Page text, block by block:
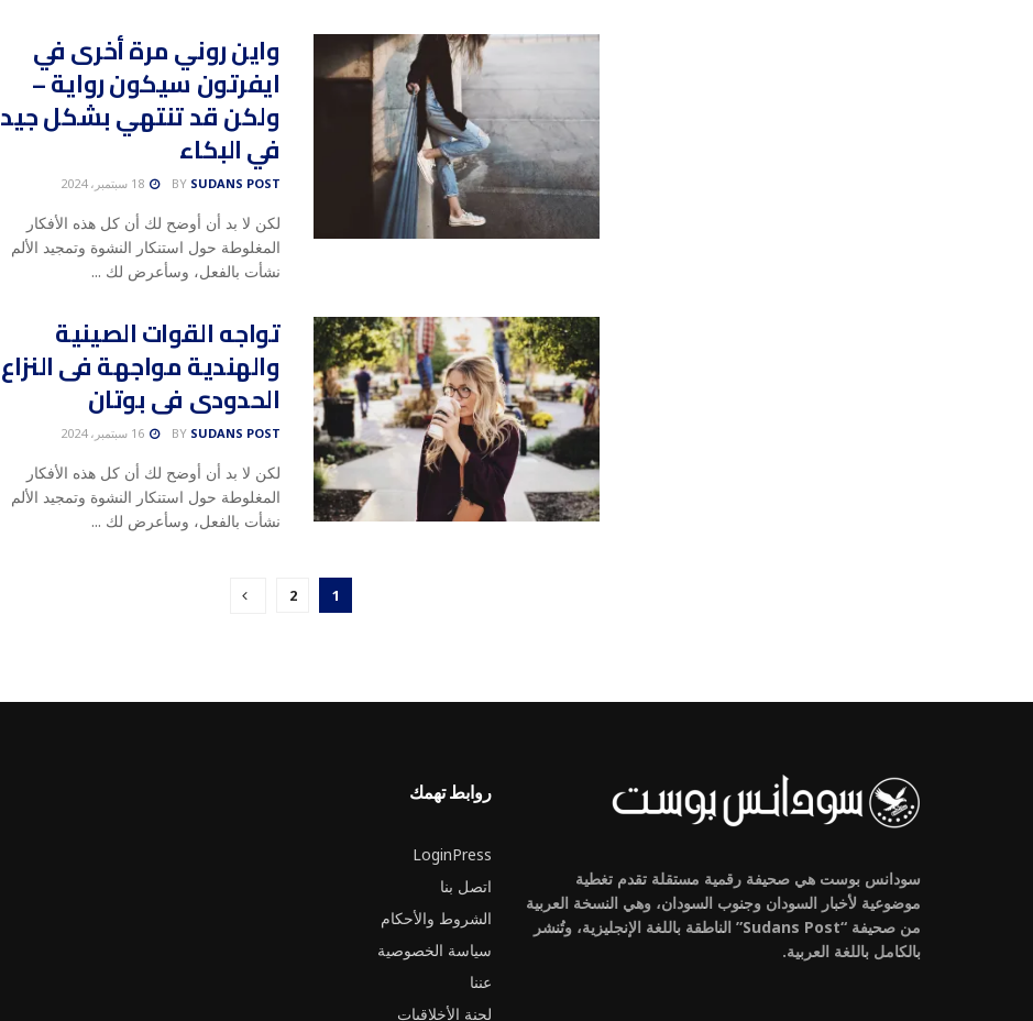
واين روني مرة أخرى في
ايفرتون سيكون رواية –
ولكن قد تنتهي بشكل جيد
في البكاء
BY SUDANS POST 18 سبتمبر، 2024
لكن لا بد أن أوضح لك أن كل هذه الأفكار
المغلوطة حول استنكار النشوة وتمجيد الألم
نشأت بالفعل، وسأعرض لك ...
تواجه القوات الصينية
والهندية مواجهة فى النزاع
الحدودى فى بوتان
BY SUDANS POST 16 سبتمبر، 2024
لكن لا بد أن أوضح لك أن كل هذه الأفكار
المغلوطة حول استنكار النشوة وتمجيد الألم
نشأت بالفعل، وسأعرض لك ...
1
2
سودانس بوست هي صحيفة رقمية مستقلة تقدم تغطية
موضوعية لأخبار السودان وجنوب السودان، وهي النسخة العربية
من صحيفة “Sudans Post” الناطقة باللغة الإنجليزية، وتُنشر
بالكامل باللغة العربية.
روابط تهمك
LoginPress
اتصل بنا
الشروط والأحكام
سياسة الخصوصية
عننا
لجنة الأخلاقيات